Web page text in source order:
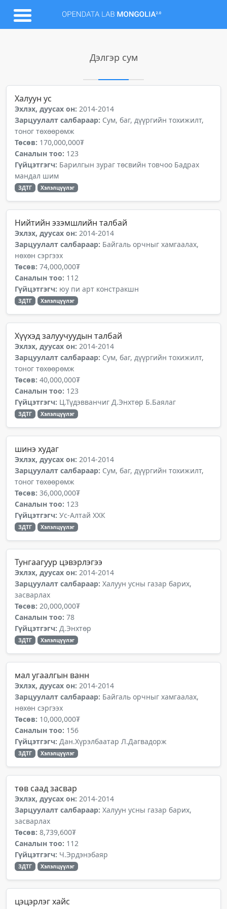
Дэлгэр сум
Халуун ус
Эхлэх, дуусах он: 2014-2014
Зарцуулалт салбараар: Сум, баг, дүүргийн тохижилт,
тоног төхөөрөмж
Төсөв: 170,000,000₮
Саналын тоо: 123
Гүйцэтгэгч: Барилгын зураг төсвийн товчоо Бадрах
мандал шим
ЗДТГ Хэлэлцүүлэг
Нийтийн эзэмшлийн талбай
Эхлэх, дуусах он: 2014-2014
Зарцуулалт салбараар: Байгаль орчныг хамгаалах,
нөхөн сэргээх
Төсөв: 74,000,000₮
Саналын тоо: 112
Гүйцэтгэгч: юу пи арт констракшн
ЗДТГ Хэлэлцүүлэг
Хүүхэд залуучуудын талбай
Эхлэх, дуусах он: 2014-2014
Зарцуулалт салбараар: Сум, баг, дүүргийн тохижилт,
тоног төхөөрөмж
Төсөв: 40,000,000₮
Саналын тоо: 123
Гүйцэтгэгч: Ц.Түдэвванчиг Д.Энхтөр Б.Баялаг
ЗДТГ Хэлэлцүүлэг
шинэ худаг
Эхлэх, дуусах он: 2014-2014
Зарцуулалт салбараар: Сум, баг, дүүргийн тохижилт,
тоног төхөөрөмж
Төсөв: 36,000,000₮
Саналын тоо: 123
Гүйцэтгэгч: Ус-Алтай ХХК
ЗДТГ Хэлэлцүүлэг
Тунгаагуур цэвэрлэгээ
Эхлэх, дуусах он: 2014-2014
Зарцуулалт салбараар: Халуун усны газар барих,
засварлах
Төсөв: 20,000,000₮
Саналын тоо: 78
Гүйцэтгэгч: Д.Энхтөр
ЗДТГ Хэлэлцүүлэг
мал угаалгын ванн
Эхлэх, дуусах он: 2014-2014
Зарцуулалт салбараар: Байгаль орчныг хамгаалах,
нөхөн сэргээх
Төсөв: 10,000,000₮
Саналын тоо: 156
Гүйцэтгэгч: Дан.Хүрэлбаатар Л.Дагвадорж
ЗДТГ Хэлэлцүүлэг
төв саад засвар
Эхлэх, дуусах он: 2014-2014
Зарцуулалт салбараар: Халуун усны газар барих,
засварлах
Төсөв: 8,739,600₮
Саналын тоо: 112
Гүйцэтгэгч: Ч.Эрдэнэбаяр
ЗДТГ Хэлэлцүүлэг
цэцэрлэг хайс